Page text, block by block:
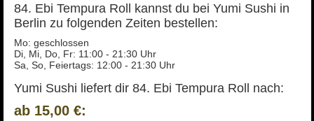
84. Ebi Tempura Roll kannst du bei Yumi Sushi in
Berlin zu folgenden Zeiten bestellen:
Mo: geschlossen
Di, Mi, Do, Fr: 11:00 - 21:30 Uhr
Sa, So, Feiertags: 12:00 - 21:30 Uhr
Yumi Sushi liefert dir 84. Ebi Tempura Roll nach:
ab 15,00 €: